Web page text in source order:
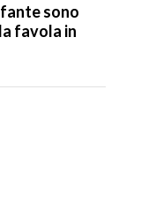
sono
favola in